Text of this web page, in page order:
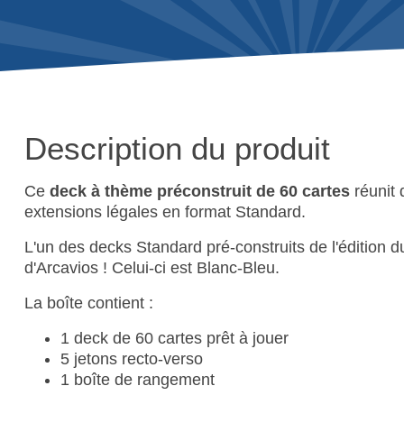
Description du produit
Ce deck à thème préconstruit de 60 cartes réunit
extensions légales en format Standard.
L'un des decks Standard pré-construits de l'édition
d'Arcavios ! Celui-ci est Blanc-Bleu.
La boîte contient :
1 deck de 60 cartes prêt à jouer
5 jetons recto-verso
1 boîte de rangement